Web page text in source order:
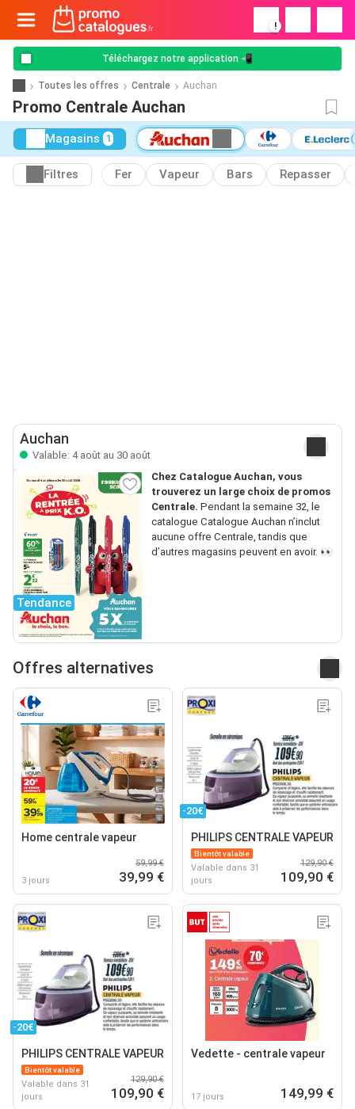
!
Téléchargez notre application 📲
Toutes les offres Centrale Auchan
Promo Centrale Auchan
Magasins 1
Filtres Fer Vapeur Bars Repasser
Auchan
Valable: 4 août au 30 août
Tendance
Chez Catalogue Auchan, vous
trouverez un large choix de promos
Centrale. Pendant la semaine 32, le
catalogue Catalogue Auchan n’inclut
aucune offre Centrale, tandis que
d’autres magasins peuvent en avoir. 👀
Offres alternatives
Home centrale vapeur
3 jours
59,99 €
39,99 €
-20€
PHILIPS CENTRALE VAPEUR
Bientôt valable
Valable dans 31
jours
129,90 €
109,90 €
-20€
PHILIPS CENTRALE VAPEUR
Bientôt valable
Valable dans 31
jours
129,90 €
109,90 €
Vedette - centrale vapeur
17 jours 149,99 €